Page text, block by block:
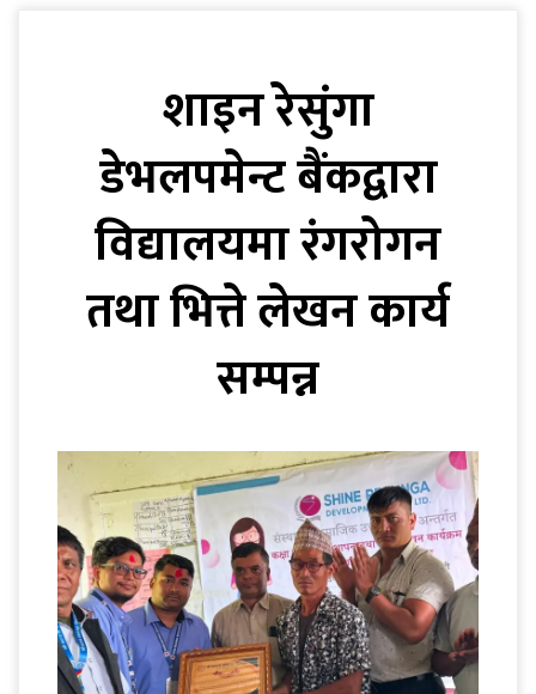
शाइन रेसुंगा
डेभलपमेन्ट बैंकद्वारा
विद्यालयमा रंगरोगन
तथा भित्ते लेखन कार्य
सम्पन्न